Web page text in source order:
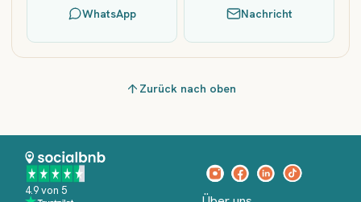
WhatsApp Nachricht
Zurück nach oben
4.9 von 5